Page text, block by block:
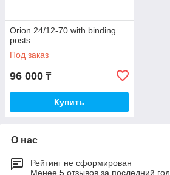
Orion 24/12-70 with binding
posts
Под заказ
96 000 ₸
Купить
О нас
Рейтинг не сформирован
Менее 5 отзывов за последний год